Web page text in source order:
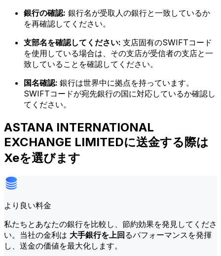
銀行の確認: 銀行名が受取人の銀行と一致しているか
を再確認してください。
支部名を確認してください: 支店固有のSWIFTコード
を使用している場合は、その支店が受信者の支店と一
致していることを確認してください。
国名確認: 銀行は世界中に拠点を持っています。
SWIFTコードが宛先銀行の国に対応しているか確認し
てください。
ASTANA INTERNATIONAL
EXCHANGE LIMITEDに送金する際は
Xeを選びます
より良い料金
私たちとあなたの銀行を比較し、節約効果を発見してくださ
い。当社の金利は 大手銀行を上回るパフォーマンスを発揮
し、送金の価値を最大化します。